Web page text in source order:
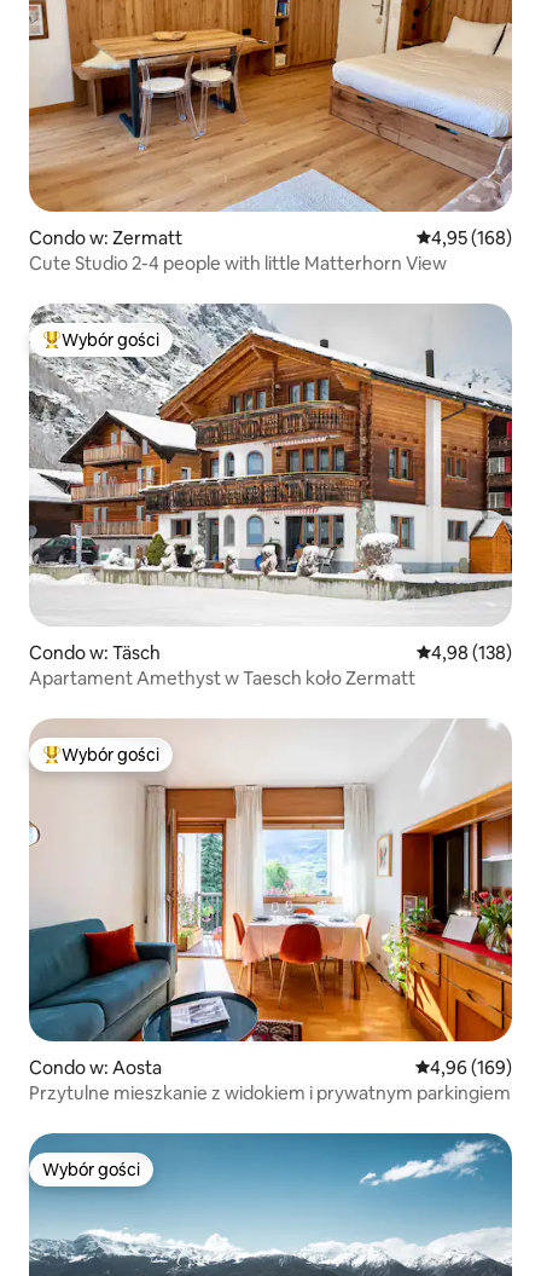
Condo w: Zermatt Średnia
4,95 (168)
Cute Studio 2-4 people with little Matterhorn View
Najpopularniejsze z kategorii Wybór gości
Wybór gości
Condo w: Täsch Średnia
4,98 (138)
Apartament Amethyst w Taesch koło Zermatt
Najpopularniejsze z kategorii Wybór gości
Wybór gości
Condo w: Aosta Średnia
4,96 (169)
Przytulne mieszkanie z widokiem i prywatnym parkingiem
Wybór gości
Wybór gości